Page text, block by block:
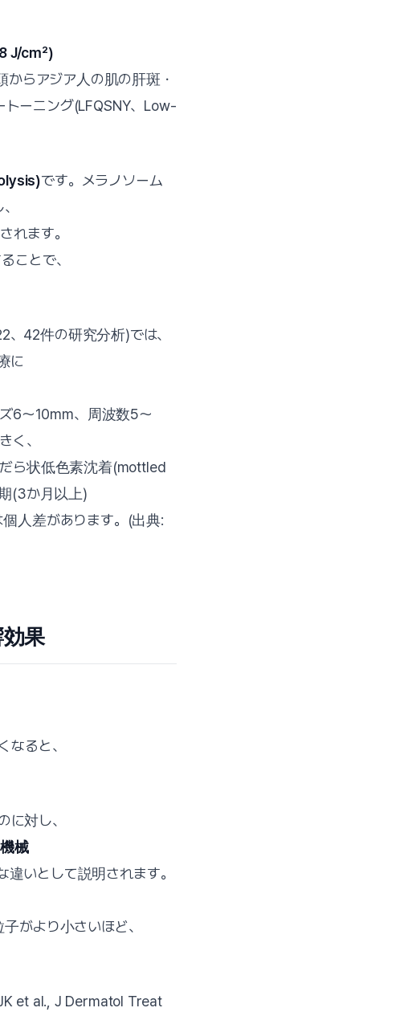
J/cm²)
らアジア人の肌の肝斑・
トーニング(LFQSNY、Low-
です。メラノソーム
れます。
ことで、
42件の研究分析)では、
に
6〜10mm、周波数5〜
く、
ら状低色素沈着(mottled
(3か月以上)
人差があります。(出典:
効果
ると、
に対し、
械
違いとして説明されます。
がより小さいほど、
et al., J Dermatol Treat